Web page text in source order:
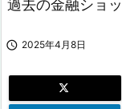
過去の金融ショ
 2025年4月8日